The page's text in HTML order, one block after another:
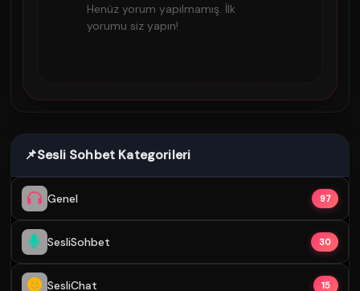
Henüz yorum yapılmamış. İlk
yorumu siz yapın!
📌Sesli Sohbet Kategorileri
Genel 97
SesliSohbet 30
SesliChat 15